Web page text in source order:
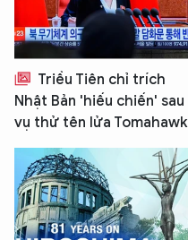
Triều Tiên chỉ trích
Nhật Bản 'hiếu chiến' sau
vụ thử tên lửa Tomahawk